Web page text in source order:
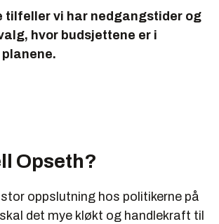
tilfeller vi har nedgangstider og
hvor budsjettene er i
Opseth?
oppslutning hos politikerne på
det mye kløkt og handlekraft til